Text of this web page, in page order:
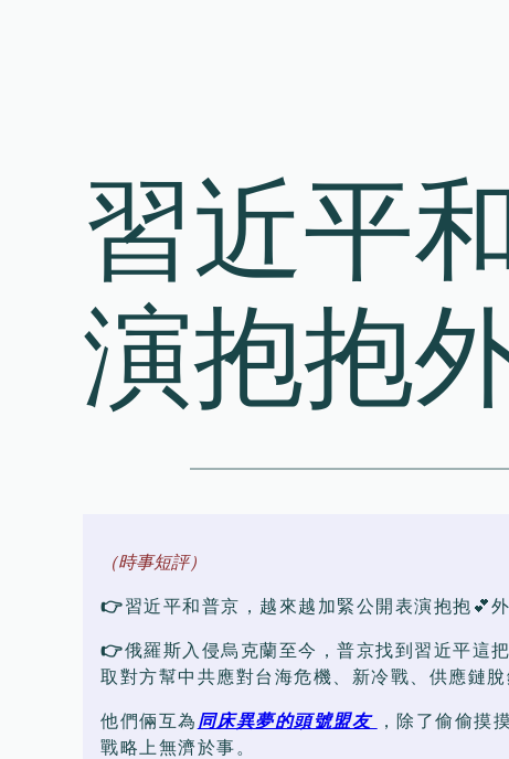
習近平
演抱抱
（時事短評）
👉習近平和普京，越來越加緊公開表演抱抱💕
👉俄羅斯入侵烏克蘭至今，普京找到習近平這把
取對方幫中共應對台海危機、新冷戰、供應鏈脫
他們倆互為 同床異夢的頭號盟友
，除了偷偷摸
戰略上無濟於事。